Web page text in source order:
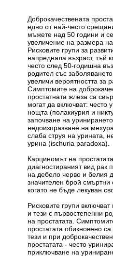
Доброкачествената
едно от най-често
мъжете над 50 години и
увеличение на размера на
Рисковите групи за
напреднала възраст, тъй
често след 50-годишна
родител със
увеличи вероятността за
Симптомите на
простатната жлеза са
могат да включват: често
нощта (полакиурия и
започване на
недоизпразване на
слаба струя на урината,
урина (ischuria paradoxa).
Карциномът на
диагностираният вид рак
на дебело черво и белия
значителен брой смъртни
когато не бъде лекуван
Рисковите групи
и тези с първостепенни
на простатата.
простатата обикновено
тези и при
простатата - често
приключване на